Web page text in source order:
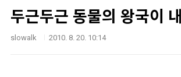
두근두근 동물의 왕국이
slowalk 2010. 8. 20. 10:14